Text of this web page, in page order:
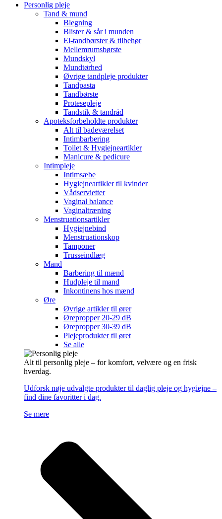
Personlig pleje
Tand & mund
Blegning
Blister & sår i munden
El-tandbørster & tilbehør
Mellemrumsbørste
Mundskyl
Mundtørhed
Øvrige tandpleje produkter
Tandpasta
Tandbørste
Protesepleje
Tandstik & tandråd
Apoteksforbeholdte produkter
Alt til badeværelset
Intimbarbering
Toilet & Hygiejneartikler
Manicure & pedicure
Intimpleje
Intimsæbe
Hygiejneartikler til kvinder
Vådservietter
Vaginal balance
Vaginaltræning
Menstruationsartikler
Hygiejnebind
Menstruationskop
Tamponer
Trusseindlæg
Mand
Barbering til mænd
Hudpleje til mand
Inkontinens hos mænd
Øre
Øvrige artikler til ører
Ørepropper 20-29 dB
Ørepropper 30-39 dB
Plejeprodukter til øret
Se alle
Alt til personlig pleje – for komfort, velvære og en frisk
hverdag.
Udforsk nøje udvalgte produkter til daglig pleje og hygiejne –
find dine favoritter i dag.
Se mere